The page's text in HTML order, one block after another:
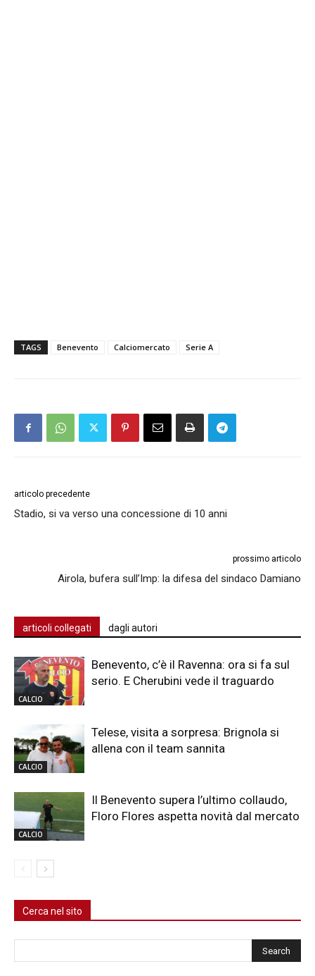
TAGS Benevento Calciomercato Serie A
articolo precedente
Stadio, si va verso una concessione di 10 anni
prossimo articolo
Airola, bufera sull’Imp: la difesa del sindaco Damiano
articoli collegati dagli autori
CALCIO
Benevento, c’è il Ravenna: ora si fa sul
serio. E Cherubini vede il traguardo
CALCIO
Telese, visita a sorpresa: Brignola si
allena con il team sannita
CALCIO
Il Benevento supera l’ultimo collaudo,
Floro Flores aspetta novità dal mercato
Cerca nel sito